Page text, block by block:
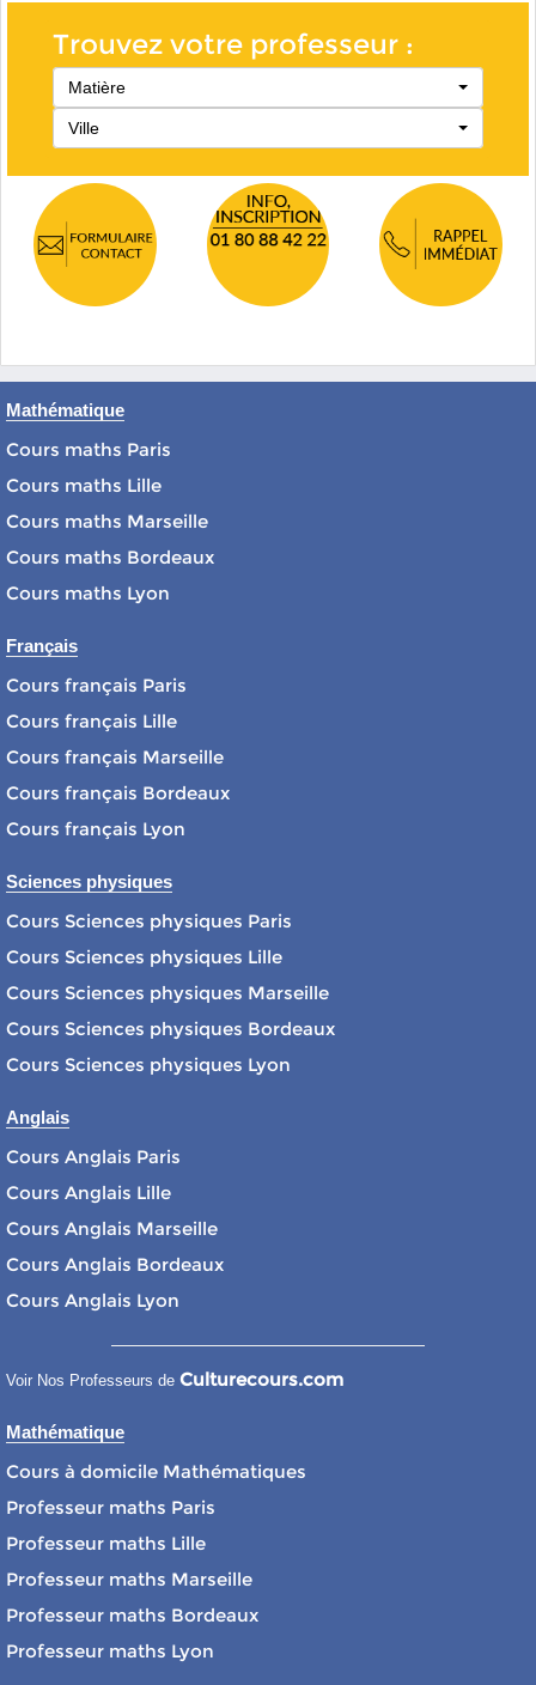
Trouvez votre professeur :
Matière
Ville
Mathématique
Cours maths Paris
Cours maths Lille
Cours maths Marseille
Cours maths Bordeaux
Cours maths Lyon
Français
Cours français Paris
Cours français Lille
Cours français Marseille
Cours français Bordeaux
Cours français Lyon
Sciences physiques
Cours Sciences physiques Paris
Cours Sciences physiques Lille
Cours Sciences physiques Marseille
Cours Sciences physiques Bordeaux
Cours Sciences physiques Lyon
Anglais
Cours Anglais Paris
Cours Anglais Lille
Cours Anglais Marseille
Cours Anglais Bordeaux
Cours Anglais Lyon
Voir Nos Professeurs de Culturecours.com
Mathématique
Cours à domicile Mathématiques
Professeur maths Paris
Professeur maths Lille
Professeur maths Marseille
Professeur maths Bordeaux
Professeur maths Lyon